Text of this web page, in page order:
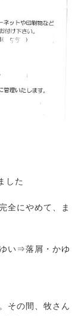
した
全にやめて、ま
い⇒落屑・かゆ
その間、牧さん